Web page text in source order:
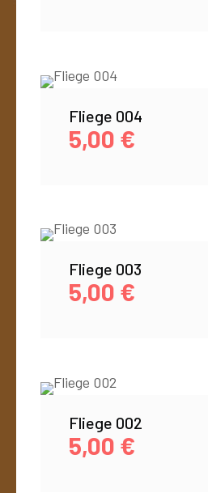
Fliege 004
5,00 €
Fliege 003
5,00 €
Fliege 002
5,00 €